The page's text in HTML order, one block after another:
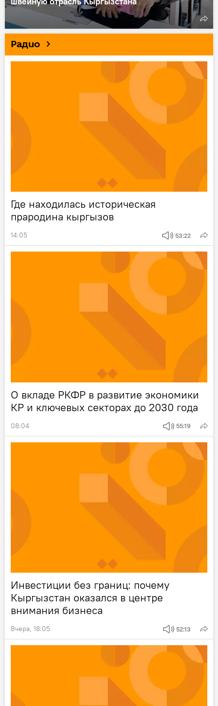
Радио
Где находилась историческая
прародина кыргызов
14:05 53:22
О вкладе РКФР в развитие экономики
КР и ключевых секторах до 2030 года
08:04 55:19
Инвестиции без границ: почему
Кыргызстан оказался в центре
внимания бизнеса
Вчера, 18:05 52:13